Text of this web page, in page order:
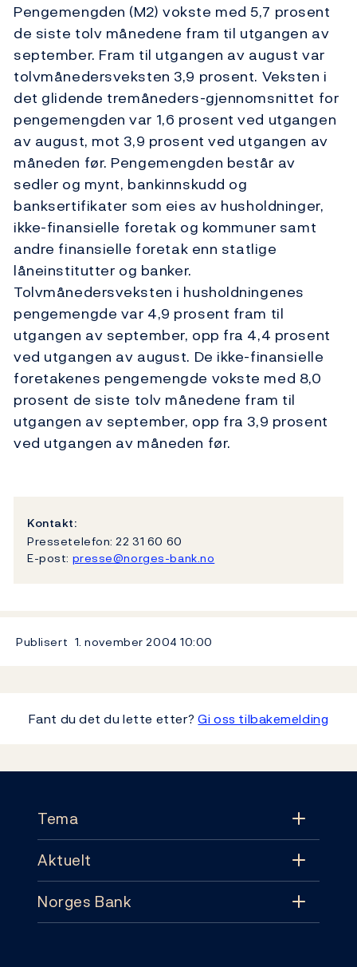
Pengemengden (M2) vokste med 5,7 prosent
de siste tolv månedene fram til utgangen av
september. Fram til utgangen av august var
tolvmånedersveksten 3,9 prosent. Veksten i
det glidende tremåneders-gjennomsnittet for
pengemengden var 1,6 prosent ved utgangen
av august, mot 3,9 prosent ved utgangen av
måneden før. Pengemengden består av
sedler og mynt, bankinnskudd og
banksertifikater som eies av husholdninger,
ikke-finansielle foretak og kommuner samt
andre finansielle foretak enn statlige
låneinstitutter og banker.
Tolvmånedersveksten i husholdningenes
pengemengde var 4,9 prosent fram til
utgangen av september, opp fra 4,4 prosent
ved utgangen av august. De ikke-finansielle
foretakenes pengemengde vokste med 8,0
prosent de siste tolv månedene fram til
utgangen av september, opp fra 3,9 prosent
ved utgangen av måneden før.
Kontakt:
Pressetelefon: 22 31 60 60
E-post: presse@norges-bank.no
Publisert 1. november 200410:00
Fant du det du lette etter?Gi oss tilbakemelding
Tema
Tema
Pengepolitikk
Aktuelt
Aktuelt
Norges Bank